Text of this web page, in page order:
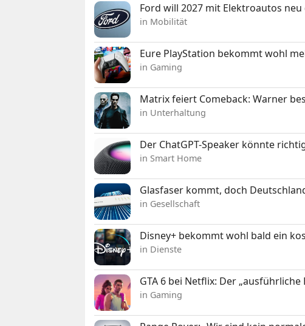
Ford will 2027 mit Elektroautos
in Mobilität
Eure PlayStation bekommt wohl
in Gaming
Matrix feiert Comeback: Warner
in Unterhaltung
Der ChatGPT-Speaker könnte
in Smart Home
Glasfaser kommt, doch
in Gesellschaft
Disney+ bekommt wohl bald ein
in Dienste
GTA 6 bei Netflix: Der
in Gaming